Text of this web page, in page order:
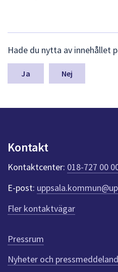
ä
m
a
y
n
t
r
ö
e
n
n
Hade du nytta av innehållet
Nej
Kontakt
Kontaktcenter: 018-727 00
E-post:
Fler kontaktvägar
Pressrum
Nyheter och